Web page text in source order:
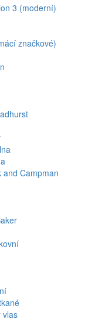
3 (moderní)
značkové)
and Campman
vlas